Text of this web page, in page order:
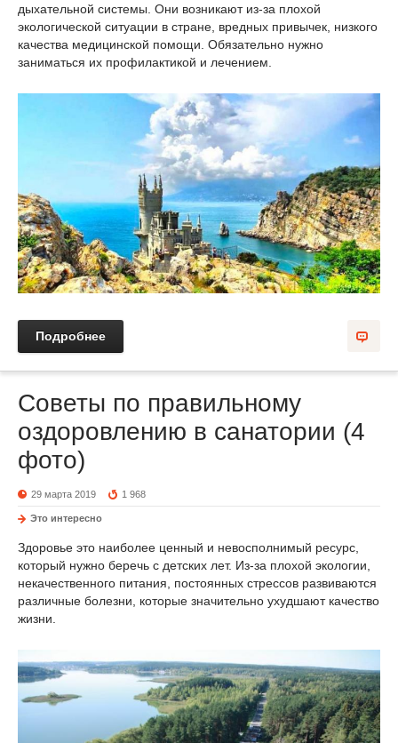
дыхательной системы. Они возникают из-за плохой
экологической ситуации в стране, вредных привычек, низкого
качества медицинской помощи. Обязательно нужно
заниматься их профилактикой и лечением.
Подробнее
Советы по правильному
оздоровлению в санатории (4
фото)
29 марта 2019 1 968
Это интересно
Здоровье это наиболее ценный и невосполнимый ресурс,
который нужно беречь с детских лет. Из-за плохой экологии,
некачественного питания, постоянных стрессов развиваются
различные болезни, которые значительно ухудшают качество
жизни.